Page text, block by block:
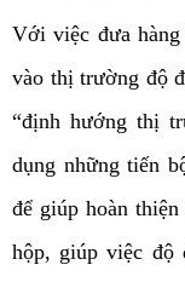
Với việc đưa hàng
vào thị trường độ
“định hướng thị
dụng những tiến
để giúp hoàn
hộp, giúp việc độ